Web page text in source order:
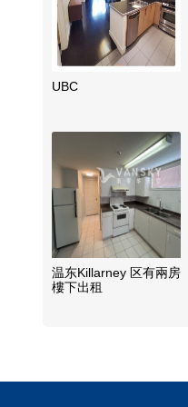
UBC
温东Killarney 区有兩房
樓下出租